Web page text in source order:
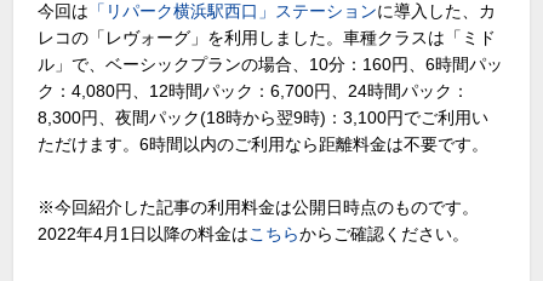
今回は 「リパーク横浜駅西口」ステーションに導入した、カ
レコの「レヴォーグ」を利用しました。車種クラスは「ミド
ル」で、ベーシックプランの場合、10分：160円、6時間パッ
ク：4,080円、12時間パック：6,700円、24時間パック：
8,300円、夜間パック(18時から翌9時)：3,100円でご利用い
ただけます。6時間以内のご利用なら距離料金は不要です。
※今回紹介した記事の利用料金は公開日時点のものです。
2022年4月1日以降の料金はこちらからご確認ください。